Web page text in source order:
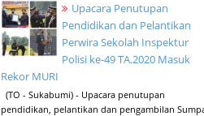
Upacara Penutupan
Pendidikan dan Pelantikan
Perwira Sekolah Inspektur
Polisi ke-49 TA.2020 Masuk
Rekor MURI
(TO - Sukabumi) - Upacara penutupan
pendidikan, pelantikan dan pengambilan